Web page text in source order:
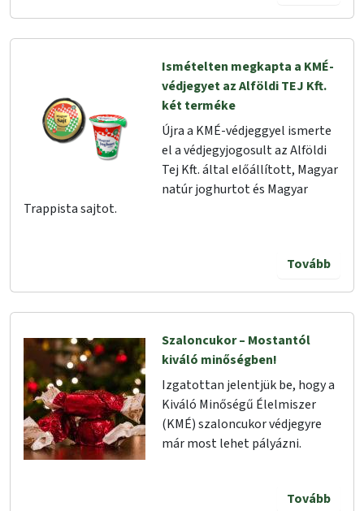
Ismételten megkapta a KMÉ-
védjegyet az Alföldi TEJ Kft.
két terméke
Újra a KMÉ-védjeggyel ismerte
el a védjegyjogosult az Alföldi
Tej Kft. által előállított, Magyar
natúr joghurtot és Magyar
Trappista sajtot.
Tovább
Szaloncukor – Mostantól
kiváló minőségben!
Izgatottan jelentjük be, hogy a
Kiváló Minőségű Élelmiszer
(KMÉ) szaloncukor védjegyre
már most lehet pályázni.
Tovább